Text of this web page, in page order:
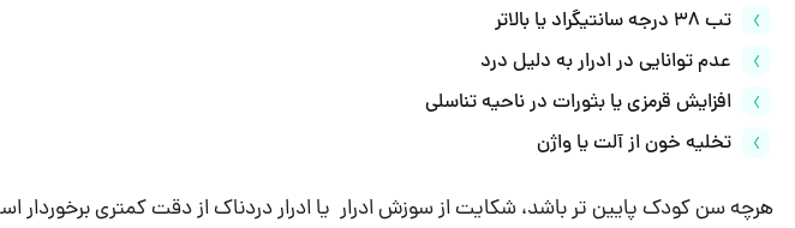
تب 38 درجه سانتیگراد یا بالاتر
عدم توانایی در ادرار به دلیل درد
افزایش قرمزی یا بثورات در ناحیه تناسلی
تخلیه خون از آلت یا واژن
هرچه سن کودک پایین تر باشد، شکایت از سوزش ادرار یا ادرار دردناک از دقت کمتری برخوردار